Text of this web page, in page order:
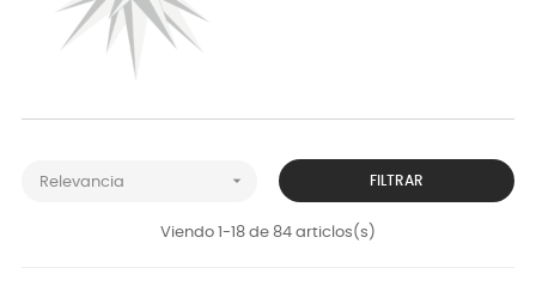
Relevancia  FILTRAR
Viendo 1-18 de 84 articlos(s)